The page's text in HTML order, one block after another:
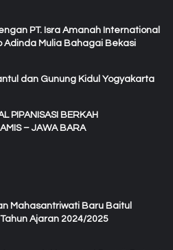
PT. Isra Amanah International
Adinda Mulia Bahagai Bekasi
dan Gunung Kidul Yogyakarta
PIPANISASI BERKAH
– JAWA BARA
Mahasantriwati Baru Baitul
Ajaran 2024/2025